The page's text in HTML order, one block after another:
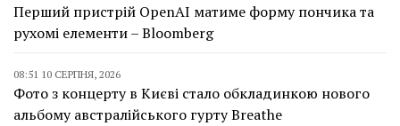
Перший пристрій OpenAI матиме форму пончика та
рухомі елементи – Bloomberg
08:51 10 СЕРПНЯ, 2026
Фото з концерту в Києві стало обкладинкою нового
альбому австралійського гурту Breathe